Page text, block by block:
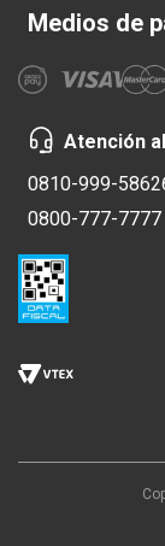
Medios de
Atención
0810-999-
0800-777-7777